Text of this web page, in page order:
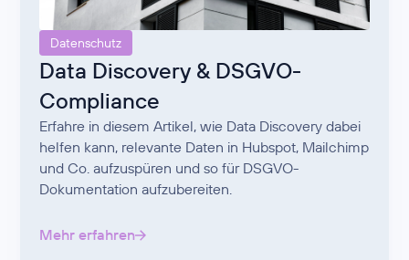
Datenschutz
Data Discovery & DSGVO-
Compliance
Erfahre in diesem Artikel, wie Data Discovery dabei
helfen kann, relevante Daten in Hubspot, Mailchimp
und Co. aufzuspüren und so für DSGVO-
Dokumentation aufzubereiten.
Mehr erfahren